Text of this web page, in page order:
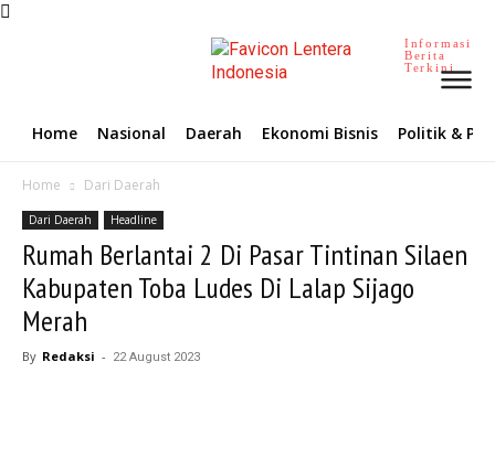
Informasi
Berita
Terkini
Home Nasional Daerah Ekonomi Bisnis Politik &
Home Dari Daerah
Dari Daerah Headline
Rumah Berlantai 2 Di Pasar Tintinan Silaen
Kabupaten Toba Ludes Di Lalap Sijago
Merah
By Redaksi - 22 August 2023